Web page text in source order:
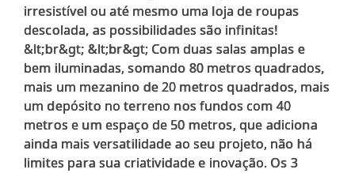
irresistível ou até mesmo uma loja de roupas
descolada, as possibilidades são infinitas!
&lt;br&gt; &lt;br&gt; Com duas salas amplas e
bem iluminadas, somando 80 metros quadrados,
mais um mezanino de 20 metros quadrados, mais
um depósito no terreno nos fundos com 40
metros e um espaço de 50 metros, que adiciona
ainda mais versatilidade ao seu projeto, não há
limites para sua criatividade e inovação. Os 3